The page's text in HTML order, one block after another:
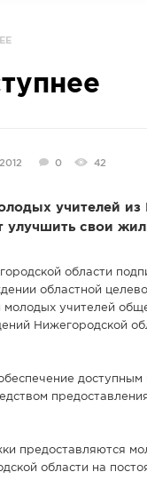
0 42
учителей из
улучшить свои
области
областной
молодых учителей
Нижегородской
предоставляются
области на